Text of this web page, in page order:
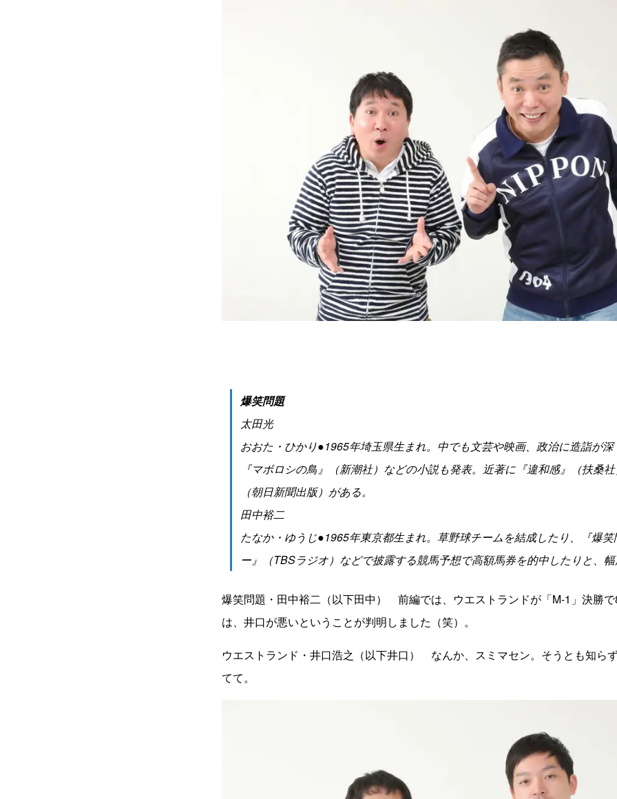
爆笑問題
太田光
おおた・ひかり●1965年埼玉県生まれ。中でも文芸や映画、政治に造詣が
『マボロシの鳥』（新潮社）などの小説も発表。近著に『違和感』（扶桑
（朝日新聞出版）がある。
田中裕二
たなか・ゆうじ●1965年東京都生まれ。草野球チームを結成したり、『爆
ー』（TBSラジオ）などで披露する競馬予想で高額馬券を的中したりと、
爆笑問題・田中裕二（以下田中） 前編では、ウエストランドが「M-1」決勝
は、井口が悪いということが判明しました（笑）。
ウエストランド・井口浩之（以下井口） なんか、スミマセン。そうとも知ら
てて。